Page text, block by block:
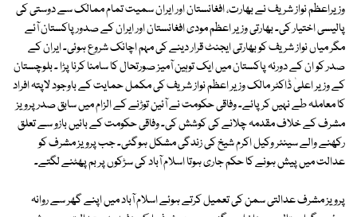
وزیراعظم نواز شریف نے بھارت، افغانستان اور ایران سمیت تمام ممالک سے دوستی کی
پالیسی اختیار کی۔ بھارتی وزیر اعظم مودی افغانستان اور ایران کے صدور پاکستان آئے
مگر میاں نواز شریف کو بھارتی ایجنٹ قرار دینے کی مہم اچانک شروع ہوئی۔ ایران کے
صدر کو ان کے دورئہ پاکستان میں ایک توہین آمیز صورتحال کا سامنا کرنا پڑا ۔ بلوچستان
کے وزیر اعلیٰ ڈاکٹر مالک وزیر اعظم نواز شریف کی مکمل حمایت کے باوجود لاپتہ افراد
کا معاملہ طے نہیں کرپائے۔ وفاقی حکومت نے آئین توڑنے کے الزام میں سابق صدر پرویز
مشرف کے خلاف مقدمہ چلانے کی کوشش کی۔ وفاقی حکومت کے بائیں بازو سے تعلق
رکھنے والے سینئر وکیل اکرم شیخ کی زندگی مشکل ہوگئی۔ جب پرویز مشرف کو
عدالت میں پیش ہونے کا حکم جاری ہوتا اسلام آباد کی سڑکوں پر بم پھٹنے لگتے۔
پرویز مشرف عدالتی سمن کی تعمیل کرتے ہوئے اسلام آباد میں اپنے گھر سے روانہ